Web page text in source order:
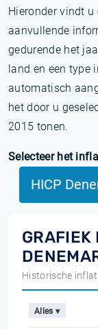
Hieronder vindt u
aanvullende
gedurende het
land en een type
automatisch
het door u
2015 tonen.
Selecteer het
HICP
GRAFIEK
Historische
Alles ▾